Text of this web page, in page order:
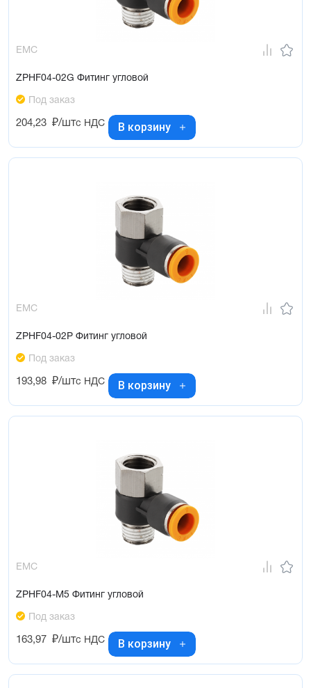
EMC
ZPHF04-02G Фитинг угловой
Под заказ
204,23 ₽/штс НДС В корзину
EMC
ZPHF04-02P Фитинг угловой
Под заказ
193,98 ₽/штс НДС В корзину
EMC
ZPHF04-M5 Фитинг угловой
Под заказ
163,97 ₽/штс НДС В корзину